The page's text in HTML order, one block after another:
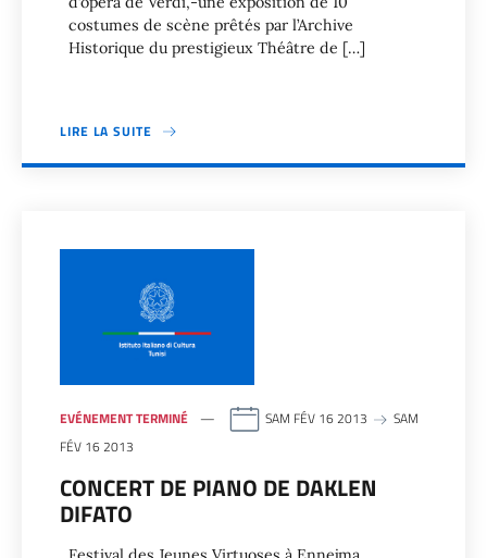
costumes de scène prêtés par l’Archive
Historique du prestigieux Théâtre de […]
LIRE LA SUITE
EVÉNEMENT TERMINÉ SAM FÉV 16 2013
SAM
FÉV 16 2013
CONCERT DE PIANO DE DAKLEN
DIFATO